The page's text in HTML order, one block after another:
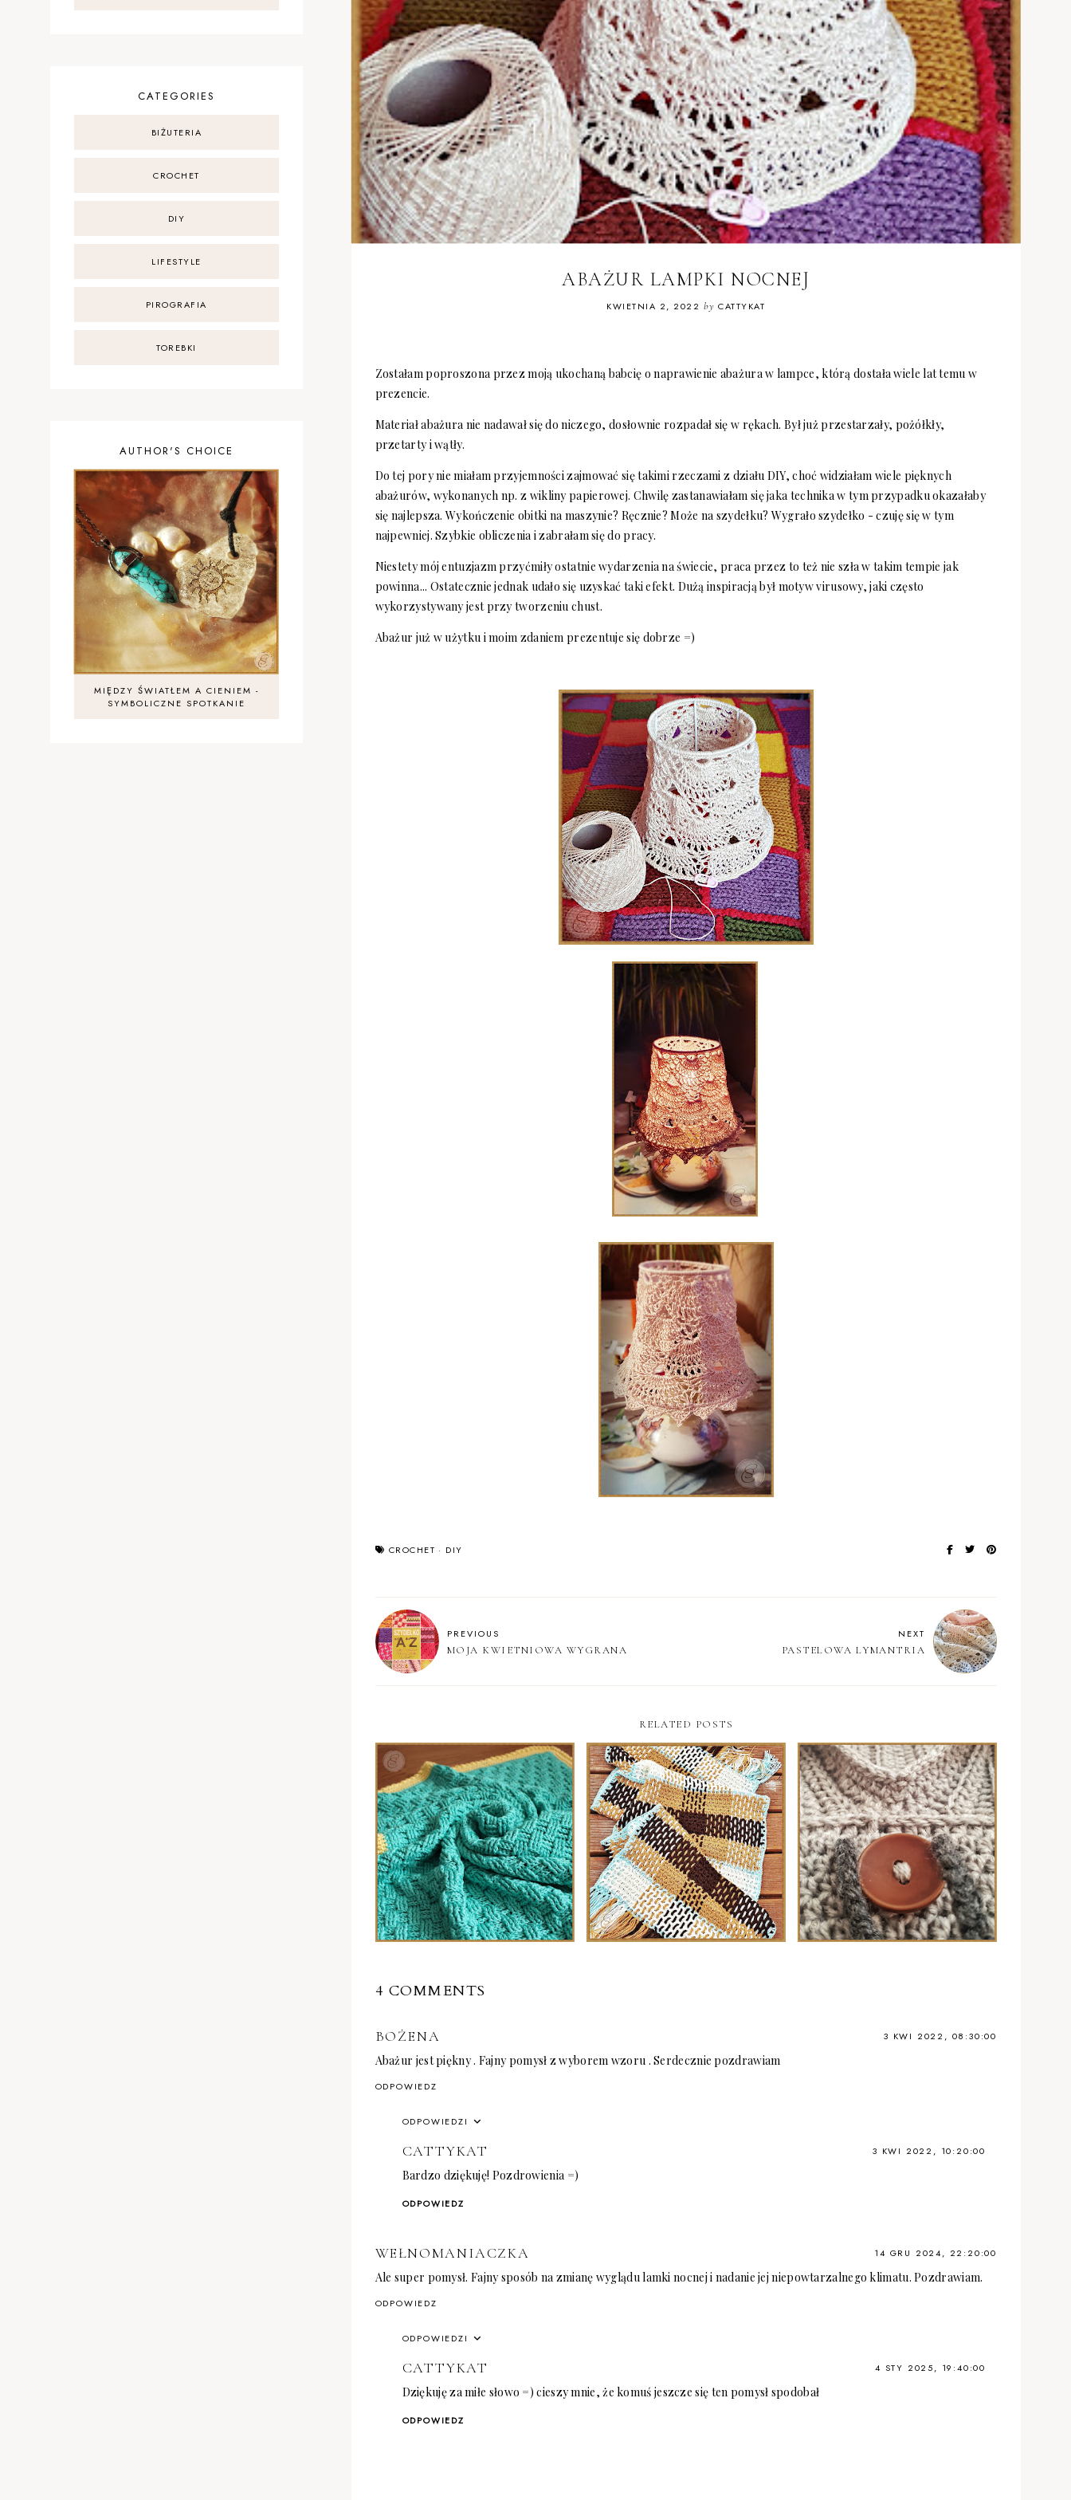
ABAŻUR LAMPKI NOCNEJ
KWIETNIA 2, 2022 by CATTYKAT
Zostałam poproszona przez moją ukochaną babcię o naprawienie abażura w lampce, którą dostała wiele lat temu w
prezencie.
Materiał abażura nie nadawał się do niczego, dosłownie rozpadał się w rękach. Był już przestarzały, pożółkły,
przetarty i wątły.
Do tej pory nie miałam przyjemności zajmować się takimi rzeczami z działu DIY, choć widziałam wiele pięknych
abażurów, wykonanych np. z wikliny papierowej. Chwilę zastanawiałam się jaka technika w tym przypadku okazałaby
się najlepsza. Wykończenie obitki na maszynie? Ręcznie? Może na szydełku? Wygrało szydełko - czuję się w tym
najpewniej. Szybkie obliczenia i zabrałam się do pracy.
Niestety mój entuzjazm przyćmiły ostatnie wydarzenia na świecie, praca przez to też nie szła w takim tempie jak
powinna... Ostatecznie jednak udało się uzyskać taki efekt. Dużą inspiracją był motyw virusowy, jaki często
wykorzystywany jest przy tworzeniu chust.
Abażur już w użytku i moim zdaniem prezentuje się dobrze =)
CROCHET · DIY
PREVIOUS
MOJA KWIETNIOWA WYGRANA
NEXT
PASTELOWA LYMANTRIA
RELATED POSTS
4 COMMENTS
BOŻENA 3 KWI 2022, 08:30:00
Abażur jest piękny . Fajny pomysł z wyborem wzoru . Serdecznie pozdrawiam
ODPOWIEDZ
ODPOWIEDZI
CATTYKAT 3 KWI 2022, 10:20:00
Bardzo dziękuję! Pozdrowienia =)
ODPOWIEDZ
WEŁNOMANIACZKA 14 GRU 2024, 22:20:00
Ale super pomysł. Fajny sposób na zmianę wyglądu lamki nocnej i nadanie jej niepowtarzalnego klimatu. Pozdrawiam.
ODPOWIEDZ
ODPOWIEDZI
CATTYKAT 4 STY 2025, 19:40:00
Dziękuję za miłe słowo =) cieszy mnie, że komuś jeszcze się ten pomysł spodobał
ODPOWIEDZ
CATEGORIES
BIŻUTERIA
CROCHET
DIY
LIFESTYLE
PIROGRAFIA
TOREBKI
AUTHOR'S CHOICE
MIĘDZY ŚWIATŁEM A CIENIEM -
SYMBOLICZNE SPOTKANIE